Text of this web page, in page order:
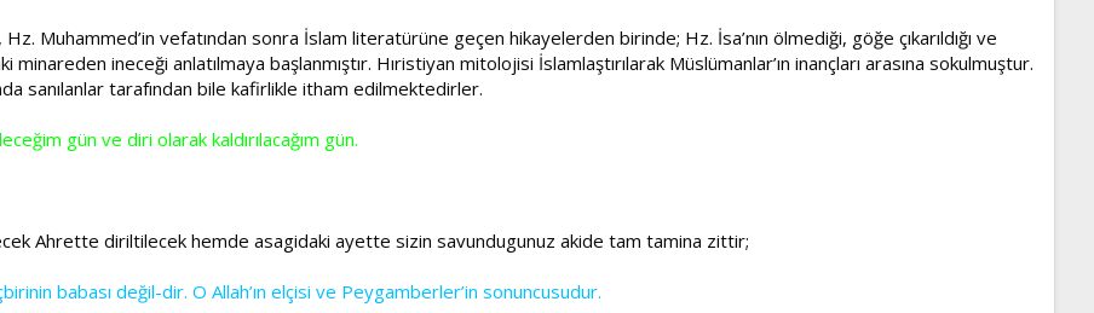
Muhammed’in vefatından sonra İslam literatürüne geçen hikayelerden birinde; Hz. İsa’nın ölmediği, göğe çıkarıldığı ve
minareden ineceği anlatılmaya başlanmıştır. Hıristiyan mitolojisi İslamlaştırılarak Müslümanlar’ın inançları arasına sokulmuştur.
sanılanlar tarafından bile kafirlikle itham edilmektedirler.
gün ve diri olarak kaldırılacağım gün.
Ahrette diriltilecek hemde asagidaki ayette sizin savundugunuz akide tam tamina zittir;
babası değil-dir. O Allah’ın elçisi ve Peygamberler’in sonuncusudur.